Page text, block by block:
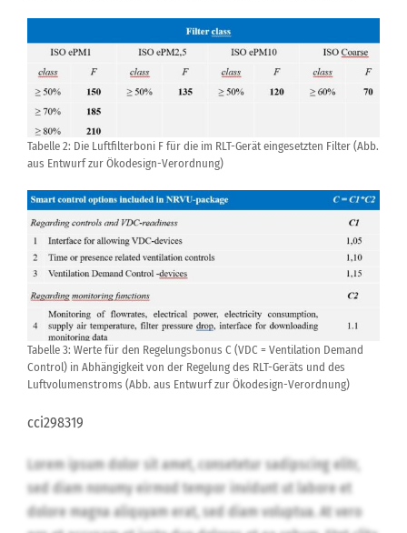
Tabelle 2: Die Luftfilterboni F für die im RLT-Gerät eingesetzten Filter (Abb.
aus Entwurf zur Ökodesign-Verordnung)
Tabelle 3: Werte für den Regelungsbonus C (VDC = Ventilation Demand
Control) in Abhängigkeit von der Regelung des RLT-Geräts und des
Luftvolumenstroms (Abb. aus Entwurf zur Ökodesign-Verordnung)
cci298319
Lorem ipsum dolor sit amet, consetetur sadipscing elitr,
sed diam nonumy eirmod tempor invidunt ut labore et
dolore magna aliquyam erat, sed diam voluptua. At vero